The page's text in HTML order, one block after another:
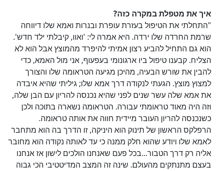
איך את מטפלת במקרה כזה?
"התחלתי את הטיפול בעזרת עופרת ובנרות ואמא שלו דיווחה
שרמת החרדה שלו ירדה. היא אמרה לי: 'ואוו, קיבלתי ילד חדש'.
הוא גם התחיל להביע רצון אמיתי להיפרד מהמוצץ אבל הוא לא
הצליח. קבענו טיפול ביו ארגונומי בעפעוף, אני מול האמא, כדי
להבין את שורש הבעיה, מהיכן מגיעה הטראומה שלו והצורך
למצוץ מוצץ. הגעתי לנקודה דרך אמא שלו; גיליתי שהיא איבדה
את אמא שלה עשר שנים לפני שהיא נכנסה להריון עם הבן שלה,
וזה היה מאוד טראומתי עבורה. הטראומה נשארה בתוכה ולכן
כשנכנסה להריון העובר מיידית חווה את אותה טראומה.
הרפלקס הראשון של תינוק הוא היניקה, זו הדרך בה הוא מתחבר
לאמא שלו ויודע שהוא חלק ממנה כי עד לאותה נקודה הוא מחובר
אליה רק דרך הטבור...בכל פעם שאנחנו הולכים לישון אז אנחנו
בעצם מתנתקים מהעולם. שינה זה המצב המדיטטיבי הכי גבוה
100%כן